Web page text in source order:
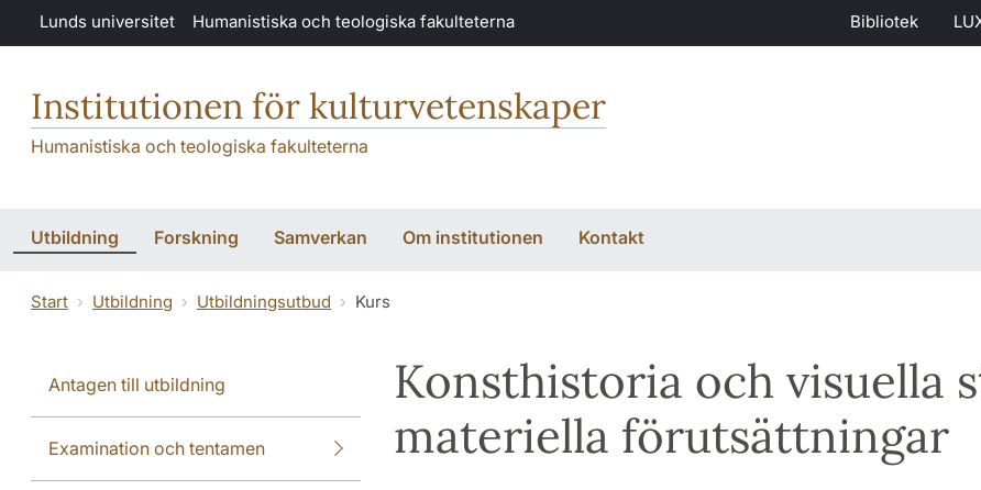
Hoppa till huvudinnehåll
Lunds universitet Humanistiska och teologiska fakulteterna Bibliotek
Institutionen för kulturvetenskaper
Humanistiska och teologiska fakulteterna
Utbildning Forskning Samverkan Om institutionen Kontakt
Start Utbildning Utbildningsutbud Kurs
Antagen till utbildning
Examination och tentamen
Konsthistoria och visuella
materiella förutsättningar